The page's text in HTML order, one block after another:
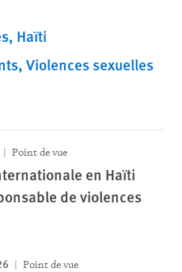
Haïti
Violences sexuelles
Point de vue
en Haïti
de violences
Point de vue